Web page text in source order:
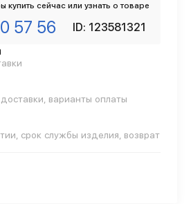
купить сейчас или узнать о товаре
57 56
ID: 123581321
варианты оплаты
срок службы изделия, возврат